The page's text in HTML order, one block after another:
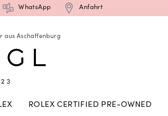
WhatsApp Anfahrt
aus Aschaffenburg
ROLEX CERTIFIED PRE-OWNED